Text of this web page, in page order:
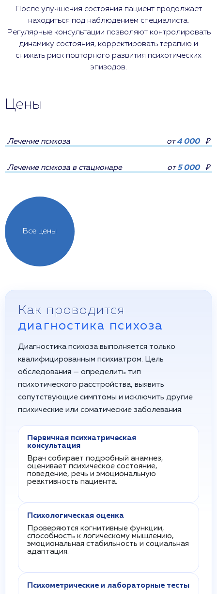
После улучшения состояния пациент продолжает
находиться под наблюдением специалиста.
Регулярные консультации позволяют контролировать
динамику состояния, корректировать терапию и
снижать риск повторного развития психотических
эпизодов.
Цены
Все цены
Лечение психоза от4 000 ₽
Лечение психоза в стационаре от5 000 ₽
Как проводится
диагностика психоза
Диагностика психоза выполняется только
квалифицированным психиатром. Цель
обследования — определить тип
психотического расстройства, выявить
сопутствующие симптомы и исключить другие
психические или соматические заболевания.
Первичная психиатрическая
консультация
Врач собирает подробный анамнез,
оценивает психическое состояние,
поведение, речь и эмоциональную
реактивность пациента.
Психологическая оценка
Проверяются когнитивные функции,
способность к логическому мышлению,
эмоциональная стабильность и социальная
адаптация.
Психометрические и лабораторные тесты